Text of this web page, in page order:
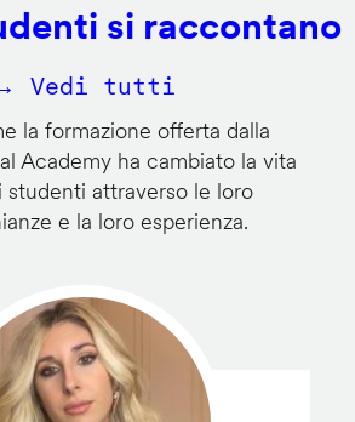
si raccontano
Vedi tutti
la formazione offerta dalla
Academy ha cambiato la vita
studenti attraverso le loro
e la loro esperienza.